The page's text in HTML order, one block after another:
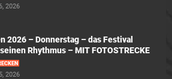
2026
2026 – Donnerstag – das Festival
Rhythmus – MIT FOTOSTRECKE
2026